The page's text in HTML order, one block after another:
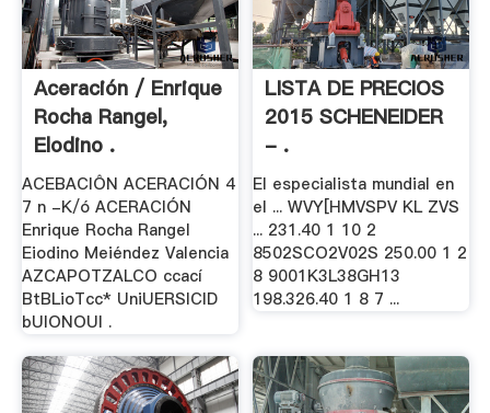
Aceración / Enrique
Rocha Rangel,
Elodino .
ACEBAClÔN ACERACIÓN 4
7 n -K/ó ACERACIÓN
Enrique Rocha Rangel
Eiodino Meiéndez Valencia
AZCAPOTZALCO ccací
BtBLioTcc* UniUERSIClD
bUIONOUl .
LISTA DE PRECIOS
2015 SCHENEIDER
- .
El especialista mundial en
el ... WVY[HMVSPV KL ZVS
... 231.40 1 10 2
8502SCO2V02S 250.00 1 2
8 9001K3L38GH13
198.326.40 1 8 7 ...